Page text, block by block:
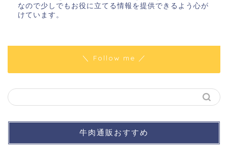
なので少しでもお役に立てる情報を提供できるよう心が
けています。
＼ Follow me ／
牛肉通販おすすめ